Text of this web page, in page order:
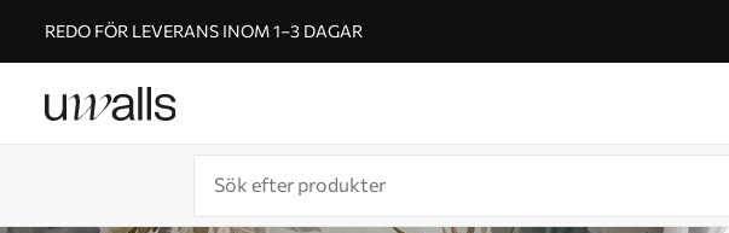
REDO FÖR LEVERANS INOM 1–3 DAGAR